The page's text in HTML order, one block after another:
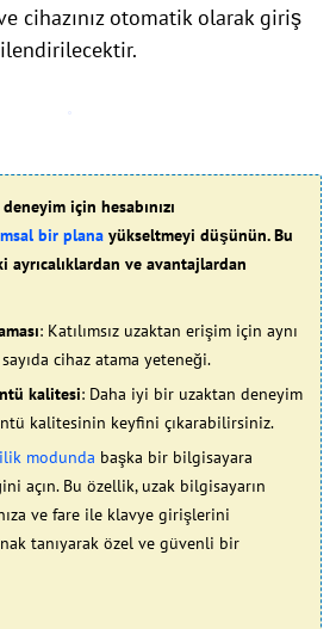
cihazınız otomatik olarak giriş
için hesabınızı
bir plana yükseltmeyi düşünün. Bu
ayrıcalıklardan ve avantajlardan
: Katılımsız uzaktan erişim için aynı
cihaz atama yeteneği.
kalitesi: Daha iyi bir uzaktan deneyim
kalitesinin keyfini çıkarabilirsiniz.
modunda başka bir bilgisayara
açın. Bu özellik, uzak bilgisayarın
ve fare ile klavye girişlerini
tanıyarak özel ve güvenli bir